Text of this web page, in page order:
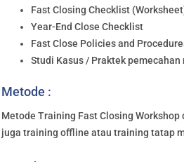
Fast Closing Checklist
Year-End Close Checklist
Fast Close Policies and
Studi Kasus / Praktek
Metode :
Metode Training Fast Closing
juga training offline atau training tatap